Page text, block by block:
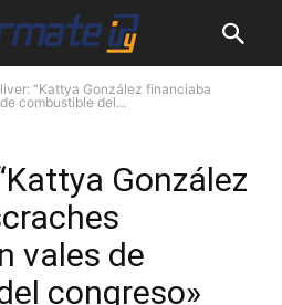
“Kattya González financiaba
combustible del...
González
vales de
congreso»